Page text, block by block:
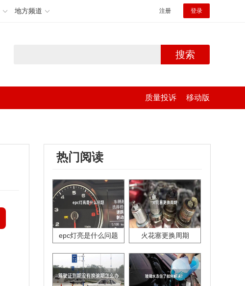
地方频道 注册 登录
搜索
质量投诉 移动版
热门阅读
epc灯亮是什么问题 火花塞更换周期